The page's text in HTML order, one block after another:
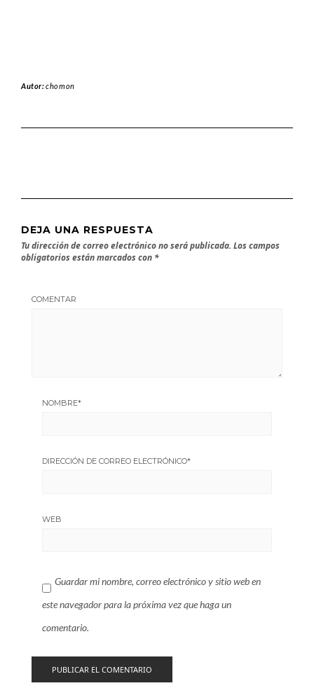
Autor:chomon
DEJA UNA RESPUESTA
Tu dirección de correo electrónico no será publicada. Los campos
obligatorios están marcados con *
COMENTAR
NOMBRE*
DIRECCIÓN DE CORREO ELECTRÓNICO*
WEB
Guardar mi nombre, correo electrónico y sitio web en
este navegador para la próxima vez que haga un
comentario.